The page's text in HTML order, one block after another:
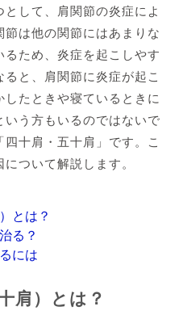
して、肩関節の炎症によ
は他の関節にはあまりな
ため、炎症を起こしやす
と、肩関節に炎症が起こ
たときや寝ているときに
う方もいるのではないで
十肩・五十肩」です。こ
ついて解説します。
とは？
る？
には
肩）とは？